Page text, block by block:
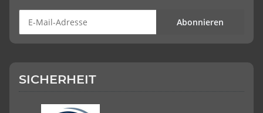
Abonnieren
SICHERHEIT